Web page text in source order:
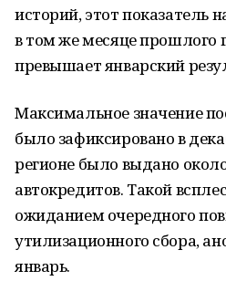
историй, этот показатель
в том же месяце прошлого
превышает январский
Максимальное значение
было зафиксировано в
регионе было выдано
автокредитов. Такой
ожиданием очередного
утилизационного сбора,
январь.